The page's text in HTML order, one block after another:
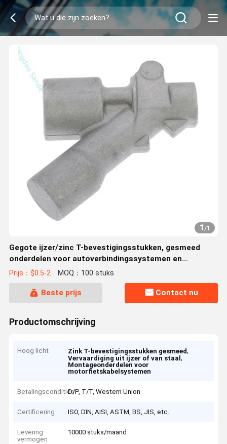
1/1
Gegote ijzer/zinc T-bevestigingsstukken, gesmeed
onderdelen voor autoverbindingssystemen en
motorfietsen
Prijs：$0.5-2 MOQ：100 stuks
Beste prijs Contact nu
Productomschrijving
Hoog licht Zink T-bevestigingsstukken gesmeed,
Vervaardiging uit ijzer of van staal,
Montageonderdelen voor
motorfietskabelsystemen
BetalingsconditiesD/P, T/T, Western Union
Certificering ISO, DIN, AISI, ASTM, BS, JIS, etc.
Levering
vermogen
10000 stuks/maand